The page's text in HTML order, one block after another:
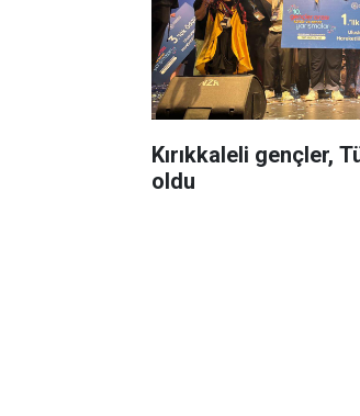
Kırıkkaleli gençler,
oldu